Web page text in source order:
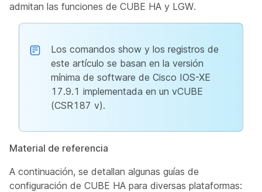
admitan las funciones de CUBE HA y LGW.
Los comandos show y los registros de
este artículo se basan en la versión
mínima de software de Cisco IOS-XE
17.9.1 implementada en un vCUBE
(CSR187 v).
Material de referencia
A continuación, se detallan algunas guías de
configuración de CUBE HA para diversas plataformas: